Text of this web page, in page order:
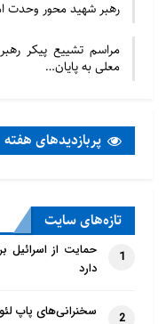
رهبر شهید محور وحدت
مراسم تشییع پیکر
معلی به پایان…
پربازدید‌های هفته
تازه‌‌های سایت
1
حمایت از اسرائیل
دارد
2 سخنرانی‌های پاپ